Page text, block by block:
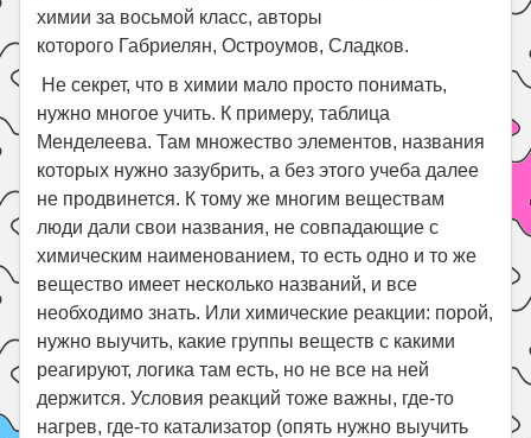
химии за восьмой класс, авторы
которого Габриелян, Остроумов, Сладков.
Не секрет, что в химии мало просто понимать,
нужно многое учить. К примеру, таблица
Менделеева. Там множество элементов, названия
которых нужно зазубрить, а без этого учеба далее
не продвинется. К тому же многим веществам
люди дали свои названия, не совпадающие с
химическим наименованием, то есть одно и то же
вещество имеет несколько названий, и все
необходимо знать. Или химические реакции: порой,
нужно выучить, какие группы веществ с какими
реагируют, логика там есть, но не все на ней
держится. Условия реакций тоже важны, где-то
нагрев, где-то катализатор (опять нужно выучить